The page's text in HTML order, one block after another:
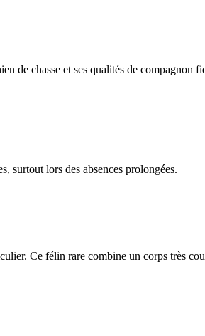
de chasse et ses qualités de compagnon
surtout lors des absences prolongées.
Ce félin rare combine un corps très